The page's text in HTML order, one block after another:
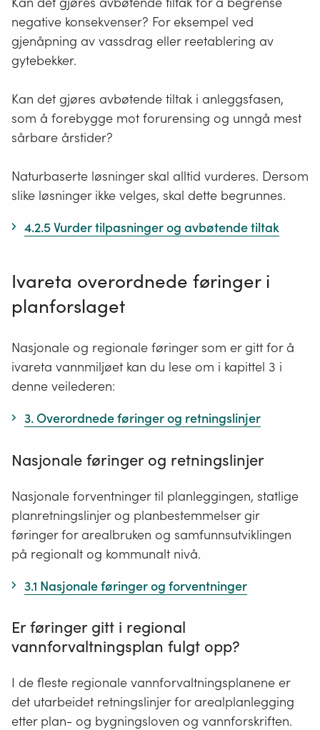
negative konsekvenser? For eksempel ved
gjenåpning av vassdrag eller reetablering av
gytebekker.
Kan det gjøres avbøtende tiltak i anleggsfasen,
som å forebygge mot forurensing og unngå mest
sårbare årstider?
Naturbaserte løsninger skal alltid vurderes. Dersom
slike løsninger ikke velges, skal dette begrunnes.
4.2.5 Vurder tilpasninger og avbøtende tiltak
Ivareta overordnede føringer i
planforslaget
Nasjonale og regionale føringer som er gitt for å
ivareta vannmiljøet kan du lese om i kapittel 3 i
denne veilederen:
3. Overordnede føringer og retningslinjer
Nasjonale føringer og retningslinjer
Nasjonale forventninger til planleggingen, statlige
planretningslinjer og planbestemmelser gir
føringer for arealbruken og samfunnsutviklingen
på regionalt og kommunalt nivå.
3.1 Nasjonale føringer og forventninger
Er føringer gitt i regional
vannforvaltningsplan fulgt opp?
I de fleste regionale vannforvaltningsplanene er
det utarbeidet retningslinjer for arealplanlegging
etter plan- og bygningsloven og vannforskriften.